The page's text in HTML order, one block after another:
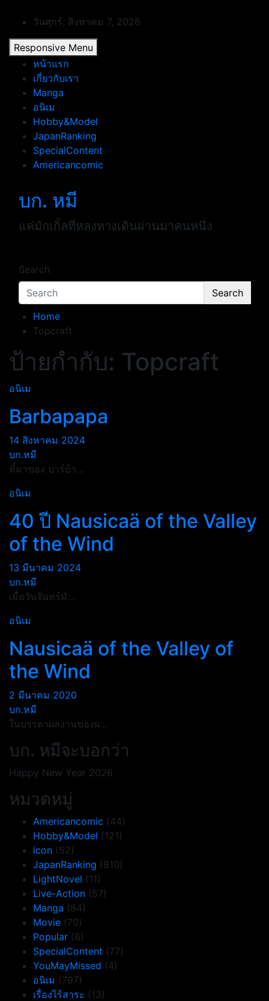
content
วันศุกร์, สิงหาคม 7, 2026
Responsive Menu
หน้าแรก
เกี่ยวกับเรา
Manga
อนิเม
Hobby&Model
JapanRanking
SpecialContent
Americancomic
บก. หมี
แค่มักเกิ้ลที่หลงทางเดินผ่านมาคนหนึ่ง
Search
Search
Home
Topcraft
ป้ายกำกับ: Topcraft
อนิเม
Barbapapa
14 สิงหาคม 2024
บก.หมี
ที่มาของ บาร์บ้า…
อนิเม
40 ปี Nausicaä of the Valley
of the Wind
13 มีนาคม 2024
บก.หมี
เมื่อวันจันทร์มั…
อนิเม
Nausicaä of the Valley of
the Wind
2 มีนาคม 2020
บก.หมี
ในบรรดาผลงานของผ…
บก. หมีจะบอกว่า
Happy New Year 2026
หมวดหมู่
Americancomic (44)
Hobby&Model (121)
icon (52)
JapanRanking (810)
LightNovel (11)
Live-Action (57)
Manga (84)
Movie (70)
Popular (6)
SpecialContent (77)
YouMayMissed (4)
อนิเม (797)
เรื่องไร้สาระ (13)